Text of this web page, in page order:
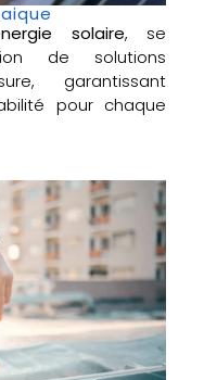
solaire, se
de solutions
garantissant
pour chaque